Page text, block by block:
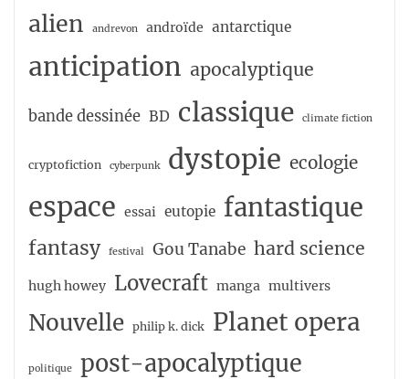
alien andrevon androïde antarctique
anticipation apocalyptique
bande dessinée BD classique climate fiction
cryptofiction cyberpunk dystopie ecologie
espace essai eutopie fantastique
fantasy festival Gou Tanabe hard science
hugh howey Lovecraft manga multivers
Nouvelle philip k. dick Planet opera
politique post-apocalyptique